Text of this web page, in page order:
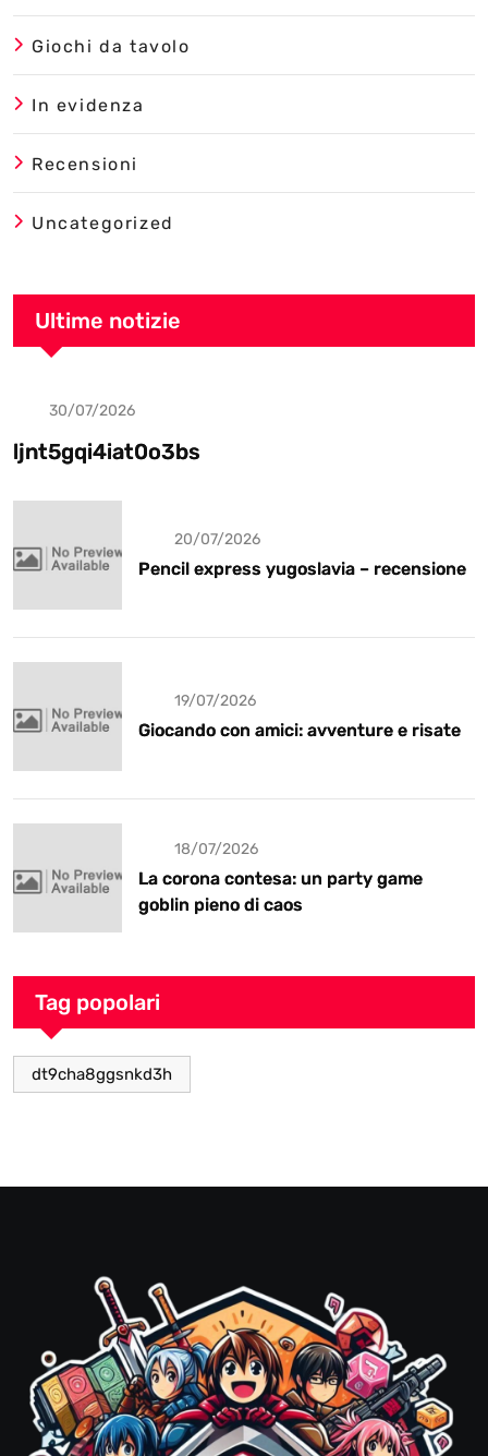
Giochi da tavolo
In evidenza
Recensioni
Uncategorized
Ultime notizie
Uncategorized
30/07/2026
ljnt5gqi4iat0o3bs
20/07/2026
Pencil express yugoslavia – recensione
19/07/2026
Giocando con amici: avventure e risate
18/07/2026
La corona contesa: un party game
goblin pieno di caos
Tag popolari
dt9cha8ggsnkd3h